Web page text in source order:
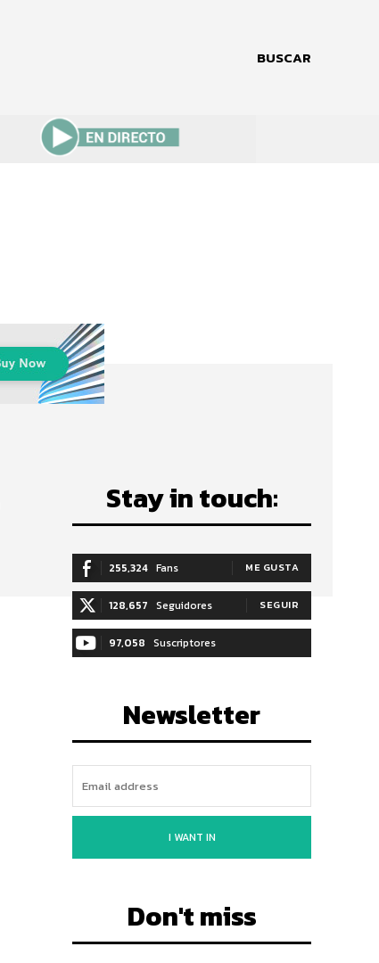
BUSCAR
Stay in touch:
255,324 Fans ME GUSTA
128,657 Seguidores SEGUIR
97,058 Suscriptores
Newsletter
I WANT IN
Don't miss